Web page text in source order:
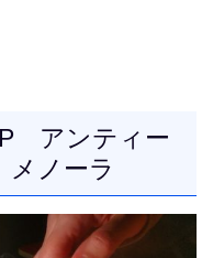
アンティー
ノーラ